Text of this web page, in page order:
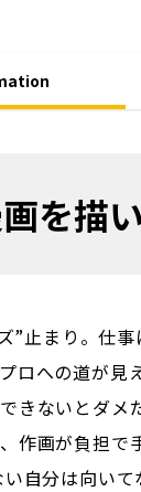
を描
”止まり。仕
ロへの道が見
きないとダメ
作画が負担で
自分は向い